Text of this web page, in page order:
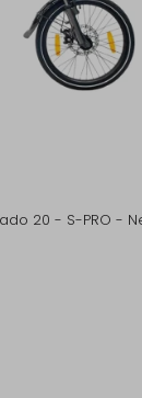
20 - S-PRO -